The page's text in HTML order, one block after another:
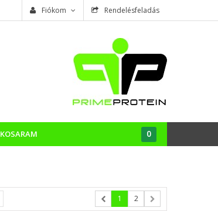
Fiókom Rendelésfeladás
KOSARAM 0
1 2